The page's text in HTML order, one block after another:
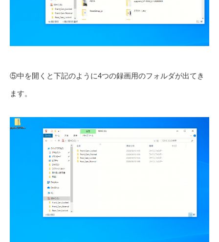
⑤中を開くと下記のように4つの録画用のフォルダが出てき
ます。